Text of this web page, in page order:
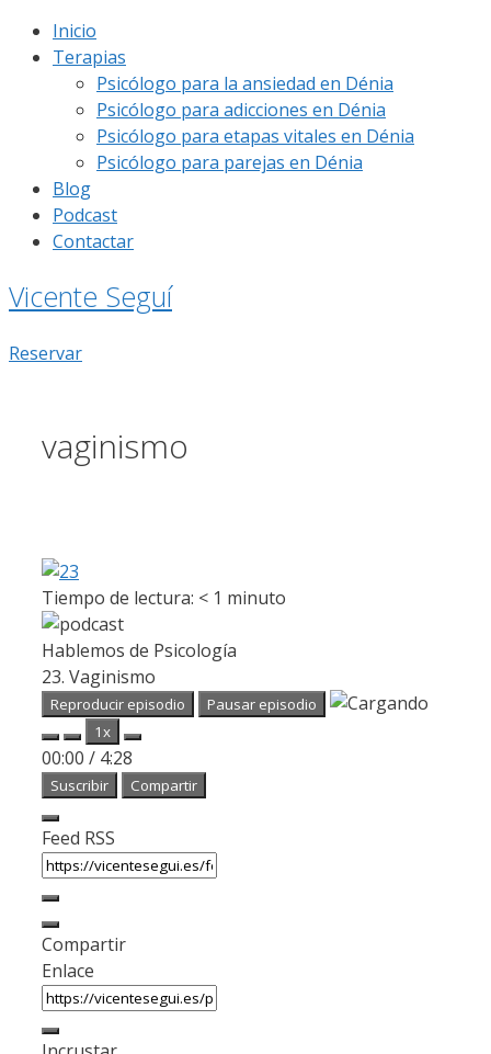
Inicio
Terapias
Psicólogo para la ansiedad en Dénia
Psicólogo para adicciones en Dénia
Psicólogo para etapas vitales en Dénia
Psicólogo para parejas en Dénia
Blog
Podcast
Contactar
Vicente Seguí
Reservar
vaginismo
Tiempo de lectura: < 1 minuto
Hablemos de Psicología
23. Vaginismo
Reproducir episodio
Pausar episodio
1x
00:00 / 4:28
Suscribir Compartir
Feed RSS
Compartir
Enlace